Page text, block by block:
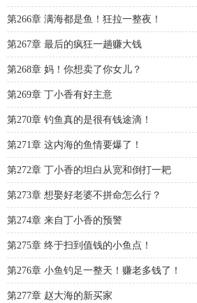
第266章 满海都是鱼！狂拉一整夜！
第267章 最后的疯狂一趟赚大钱
第268章 妈！你想卖了你女儿？
第269章 丁小香有好主意
第270章 钓鱼真的是很有钱途滴！
第271章 这内海的鱼情要爆了！
第272章 丁小香的坦白从宽和倒打一耙
第273章 想娶好老婆不拼命怎么行？
第274章 来自丁小香的预警
第275章 终于扫到值钱的小鱼点！
第276章 小鱼钓足一整天！赚老多钱了！
第277章 赵大海的新买家